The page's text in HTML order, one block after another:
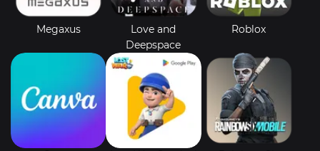
Megaxus
Love and
Deepspace
Roblox